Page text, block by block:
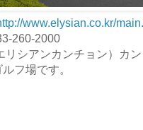
www.elysian.co.kr/
260-2000
リシアンカンチョン）カ
フ場です。